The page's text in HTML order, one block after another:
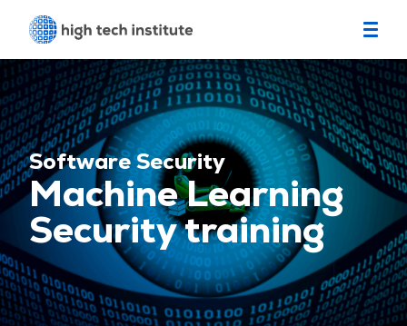
Software Security
Machine Learning
Security training